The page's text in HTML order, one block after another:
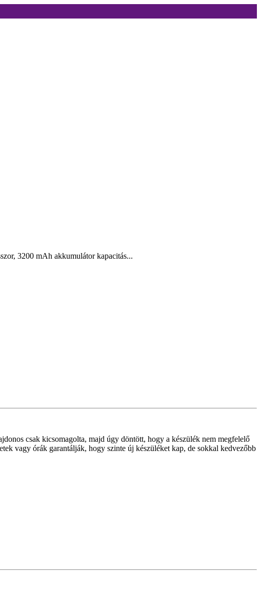
3200 mAh akkumulátor kapacitás...
csak kicsomagolta, majd úgy döntött, hogy a készülék nem megfelelő
vagy órák garantálják, hogy szinte új készüléket kap, de sokkal kedvezőbb